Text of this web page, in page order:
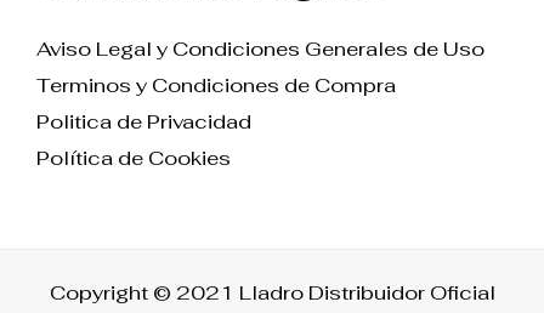
Aviso Legal y Condiciones Generales de Uso
Terminos y Condiciones de Compra
Politica de Privacidad
Política de Cookies
Copyright © 2021 Lladro Distribuidor Oficial